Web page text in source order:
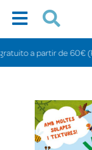
a partir de 60€